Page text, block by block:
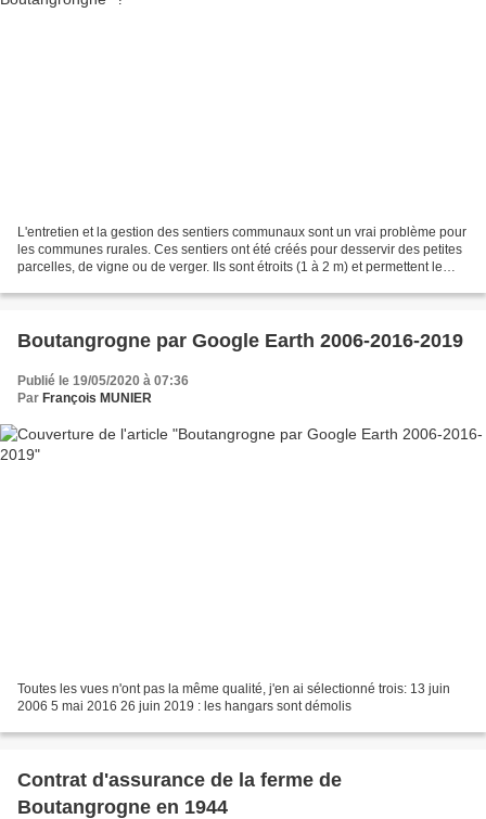
L'entretien et la gestion des sentiers communaux sont un vrai problème pour
les communes rurales. Ces sentiers ont été créés pour desservir des petites
parcelles, de vigne ou de verger. Ils sont étroits (1 à 2 m) et permettent le
Boutangrogne par Google Earth 2006-2016-2019
Publié le 19/05/2020 à 07:36
Par François MUNIER
Toutes les vues n'ont pas la même qualité, j'en ai sélectionné trois: 13 juin
2006 5 mai 2016 26 juin 2019 : les hangars sont démolis
Contrat d'assurance de la ferme de
Boutangrogne en 1944